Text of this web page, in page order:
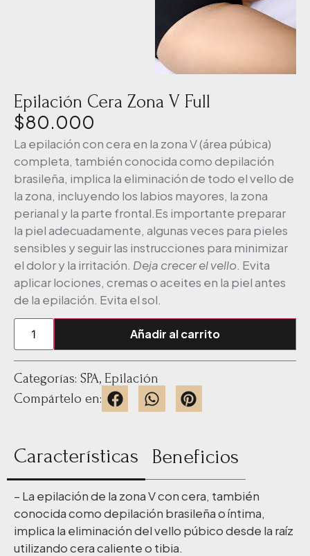
Epilación Cera Zona V Full
$80.000
La epilación con cera en la zona V (área púbica)
completa, también conocida como depilación
brasileña, implica la eliminación de todo el vello de
la zona, incluyendo los labios mayores, la zona
perianal y la parte frontal.Es importante preparar
la piel adecuadamente, algunas veces para pieles
sensibles y seguir las instrucciones para minimizar
el dolor y la irritación. Deja crecer el vello. Evita
aplicar lociones, cremas o aceites en la piel antes
de la epilación. Evita el sol.
Añadir al carrito
Categorías: SPA, Epilación
Compártelo en:
Características Beneficios
– La epilación de la zona V con cera, también
conocida como depilación brasileña o íntima,
implica la eliminación del vello púbico desde la raíz
utilizando cera caliente o tibia.